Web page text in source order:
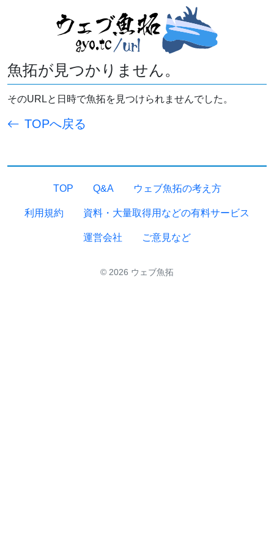
魚拓が見つかりません。
そのURLと日時で魚拓を見つけられませんでした。
TOPへ戻る
TOP Q&A ウェブ魚拓の考え方
利用規約 資料・大量取得用などの有料サービス
運営会社 ご意見など
© 2026 ウェブ魚拓